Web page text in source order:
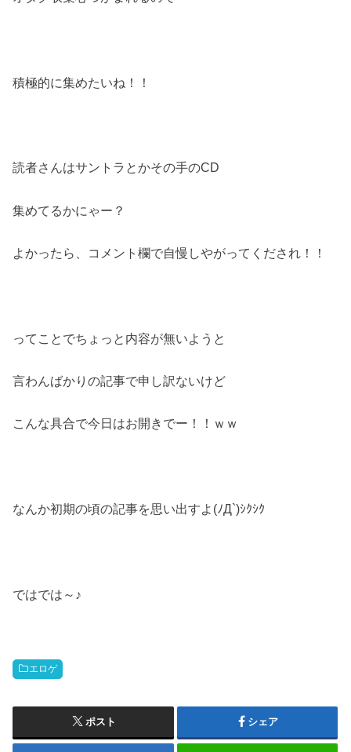
積極的に集めたいね！！
読者さんはサントラとかその手のCD
集めてるかにゃー？
よかったら、コメント欄で自慢しやがってくだされ！！
ってことでちょっと内容が無いようと
言わんばかりの記事で申し訳ないけど
こんな具合で今日はお開きでー！！ｗｗ
なんか初期の頃の記事を思い出すよ(ﾉД`)ｼｸｼｸ
ではでは～♪
エロゲ
ポスト シェア